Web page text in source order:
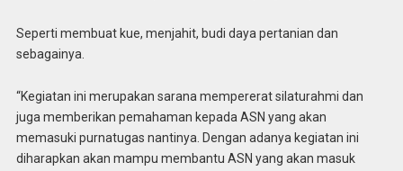
Seperti membuat kue, menjahit, budi daya pertanian dan
sebagainya.
“Kegiatan ini merupakan sarana mempererat silaturahmi dan
juga memberikan pemahaman kepada ASN yang akan
memasuki purnatugas nantinya. Dengan adanya kegiatan ini
diharapkan akan mampu membantu ASN yang akan masuk